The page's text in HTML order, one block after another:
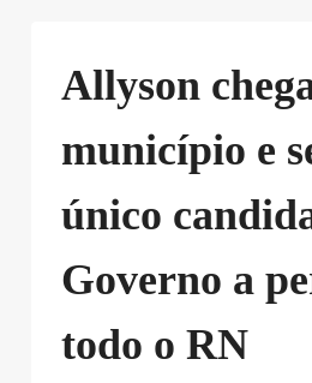
Allyson
município e
único
Governo a
todo o RN